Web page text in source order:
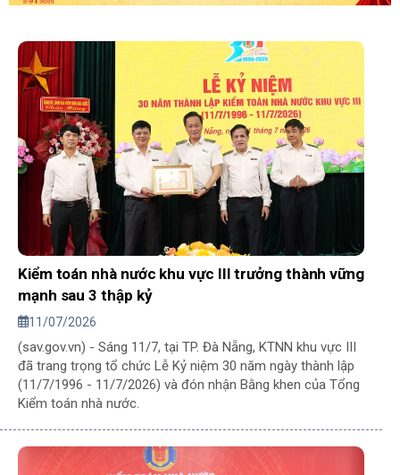
Kiểm toán nhà nước khu vực III trưởng thành vững
mạnh sau 3 thập kỷ
11/07/2026
(sav.gov.vn) - Sáng 11/7, tại TP. Đà Nẵng, KTNN khu vực III
đã trang trọng tổ chức Lễ Kỷ niệm 30 năm ngày thành lập
(11/7/1996 - 11/7/2026) và đón nhận Bằng khen của Tổng
Kiểm toán nhà nước.